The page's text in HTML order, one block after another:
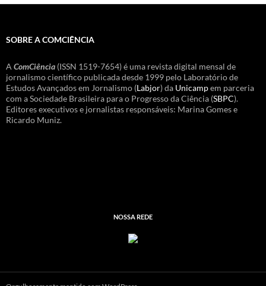
SOBRE A COMCIÊNCIA
A ComCiência (ISSN 1519-7654) é uma revista digital mensal de
jornalismo científico publicada desde 1999 pelo Laboratório de
Estudos Avançados em Jornalismo (Labjor) da Unicampem parceria
com a Sociedade Brasileira para o Progresso da Ciência (SBPC).
Editores executivos e jornalistas responsáveis: Marina Gomes e
Ricardo Muniz.
NOSSA REDE